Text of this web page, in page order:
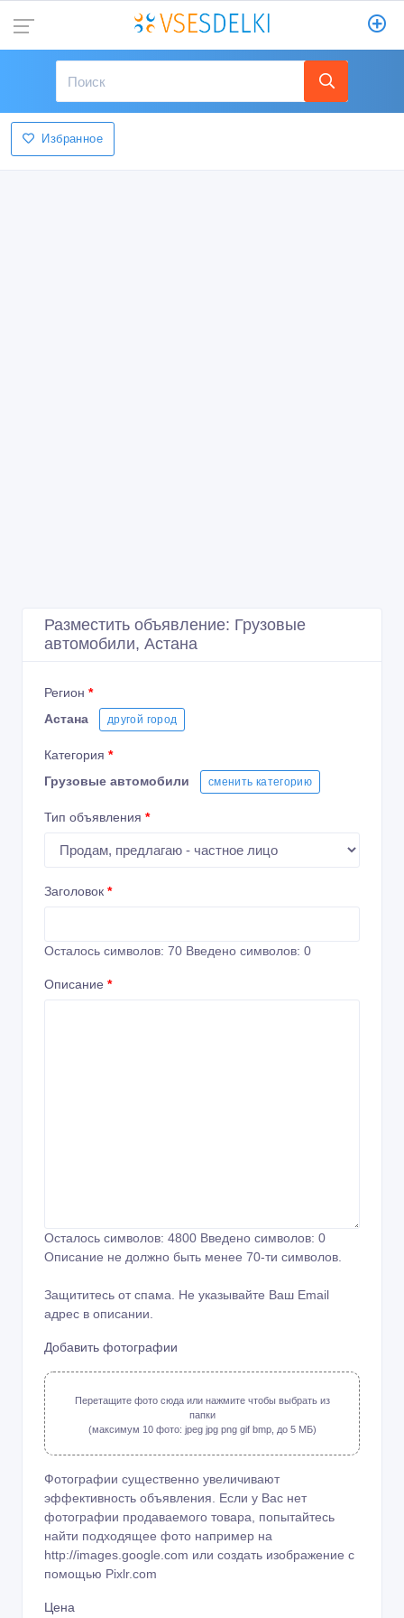
Избранное
Разместить объявление: Грузовые
автомобили, Астана
Регион *
Астана
другой город
Категория *
Грузовые автомобили
сменить категорию
Тип объявления *
Заголовок *
Осталось символов: 70 Введено символов: 0
Описание *
Осталось символов: 4800 Введено символов: 0
Описание не должно быть менее 70-ти символов.
Защититесь от спама. Не указывайте Ваш Email
адрес в описании.
Добавить фотографии
Перетащите фото сюда или нажмите чтобы выбрать из
папки
(максимум 10 фото: jpeg jpg png gif bmp, до 5 МБ)
Фотографии существенно увеличивают
эффективность объявления. Если у Вас нет
фотографии продаваемого товара, попытайтесь
найти подходящее фото например на
http://images.google.com или создать изображение с
помощью Pixlr.com
Цена